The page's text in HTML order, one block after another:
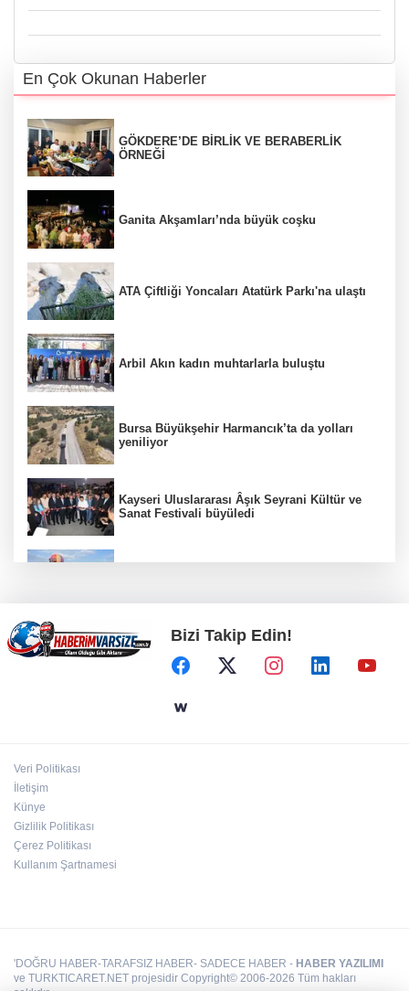
En Çok Okunan Haberler
GÖKDERE’DE BİRLİK VE BERABERLİK
ÖRNEĞİ
Ganita Akşamları’nda büyük coşku
ATA Çiftliği Yoncaları Atatürk Parkı'na ulaştı
Arbil Akın kadın muhtarlarla buluştu
Bursa Büyükşehir Harmancık’ta da yolları
yeniliyor
Kayseri Uluslararası Âşık Seyrani Kültür ve
Sanat Festivali büyüledi
İzmir Tire lokantalarında yeni dönem başlıyor
Türkiye Kültür Yolu Festivali Malatya'da
Bizi Takip Edin!
Veri Politikası
İletişim
Künye
Gizlilik Politikası
Çerez Politikası
Kullanım Şartnamesi
'DOĞRU HABER-TARAFSIZ HABER- SADECE HABER - HABER YAZILIMI
ve TURKTICARET.NET projesidir Copyright© 2006-2026 Tüm hakları